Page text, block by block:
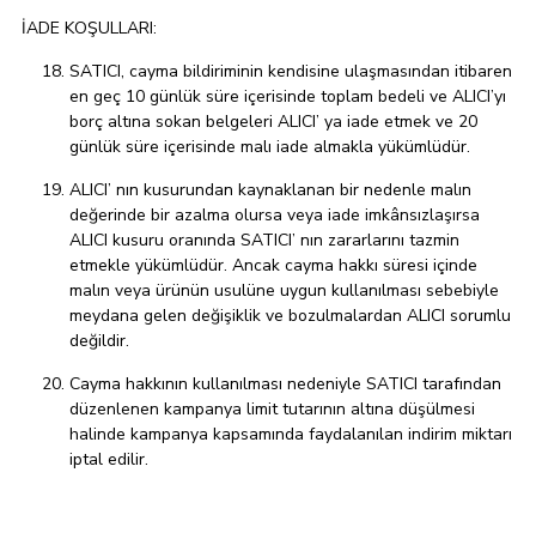
İADE KOŞULLARI:
SATICI, cayma bildiriminin kendisine ulaşmasından itibaren
en geç 10 günlük süre içerisinde toplam bedeli ve ALICI’yı
borç altına sokan belgeleri ALICI’ ya iade etmek ve 20
günlük süre içerisinde malı iade almakla yükümlüdür.
ALICI’ nın kusurundan kaynaklanan bir nedenle malın
değerinde bir azalma olursa veya iade imkânsızlaşırsa
ALICI kusuru oranında SATICI’ nın zararlarını tazmin
etmekle yükümlüdür. Ancak cayma hakkı süresi içinde
malın veya ürünün usulüne uygun kullanılması sebebiyle
meydana gelen değişiklik ve bozulmalardan ALICI sorumlu
değildir.
Cayma hakkının kullanılması nedeniyle SATICI tarafından
düzenlenen kampanya limit tutarının altına düşülmesi
halinde kampanya kapsamında faydalanılan indirim miktarı
iptal edilir.